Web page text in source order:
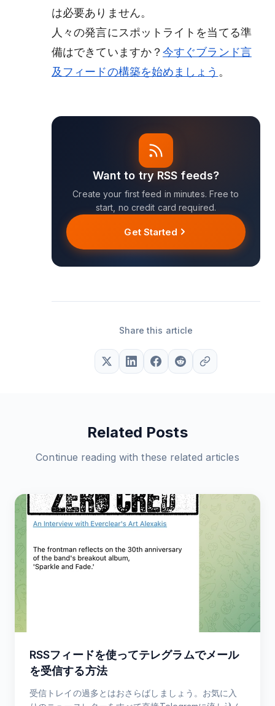
は必要ありません。
人々の発言にスポットライトを当てる準
備はできていますか？今すぐブランド言
及フィードの構築を始めましょう 。
Want to try RSS feeds?
Create your first feed in minutes. Free to
start, no credit card required.
Get Started
Share this article
Related Posts
Continue reading with these related articles
RSSフィードを使ってテレグラムでメール
を受信する方法
受信トレイの過多とはおさらばしましょう。お気に入